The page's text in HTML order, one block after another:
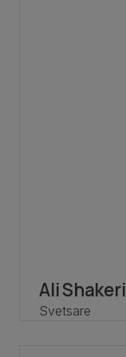
Ali Shakeri
Svetsare